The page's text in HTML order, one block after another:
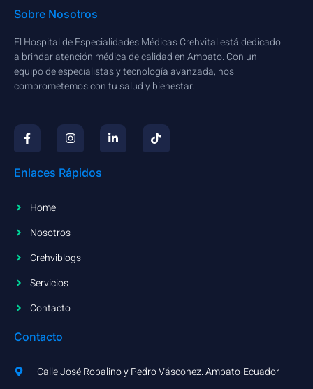
Sobre Nosotros
El Hospital de Especialidades Médicas Crehvital está dedicado
a brindar atención médica de calidad en Ambato. Con un
equipo de especialistas y tecnología avanzada, nos
comprometemos con tu salud y bienestar.
Enlaces Rápidos
Home
Nosotros
Crehviblogs
Servicios
Contacto
Contacto
Calle José Robalino y Pedro Vásconez. Ambato-Ecuador